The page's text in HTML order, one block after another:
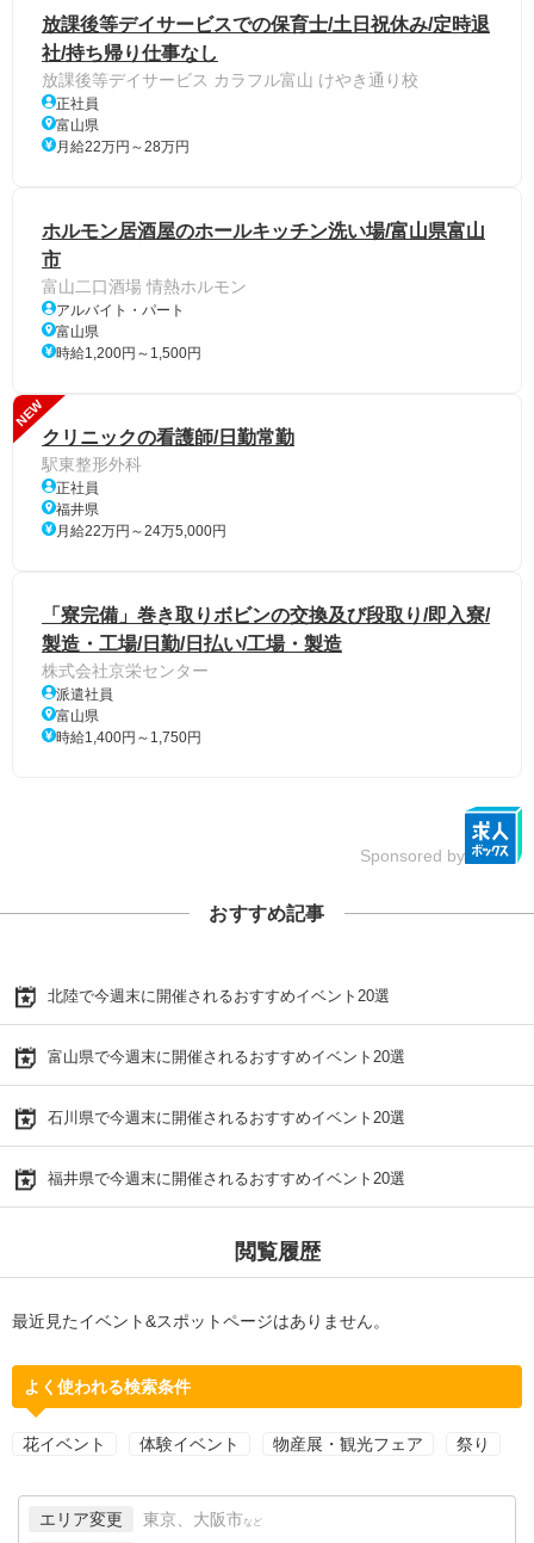
放課後等デイサービスでの保育⼠/土日祝休み/定時退
社/持ち帰り仕事なし
放課後等デイサービス カラフル富山 けやき通り校
正社員
富山県
月給22万円～28万円
ホルモン居酒屋のホールキッチン洗い場/富山県富山
市
富山二口酒場 情熱ホルモン
アルバイト・パート
富山県
時給1,200円～1,500円
NEW
クリニックの看護師/日勤常勤
駅東整形外科
正社員
福井県
月給22万円～24万5,000円
「寮完備」巻き取りボビンの交換及び段取り/即入寮/
製造・工場/日勤/日払い/工場・製造
株式会社京栄センター
派遣社員
富山県
時給1,400円～1,750円
Sponsored by
おすすめ記事
北陸で今週末に開催されるおすすめイベント20選
富山県で今週末に開催されるおすすめイベント20選
石川県で今週末に開催されるおすすめイベント20選
福井県で今週末に開催されるおすすめイベント20選
閲覧履歴
最近見たイベント&スポットページはありません。
よく使われる検索条件
花イベント 体験イベント 物産展・観光フェア 祭り
エリア変更 東京、大阪市 など